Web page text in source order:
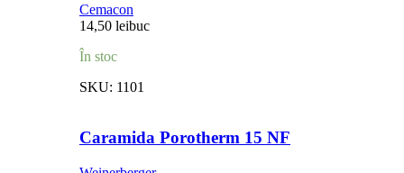
Cemacon
14,50 leibuc
În stoc
SKU: 1101
Caramida Porotherm 15 NF